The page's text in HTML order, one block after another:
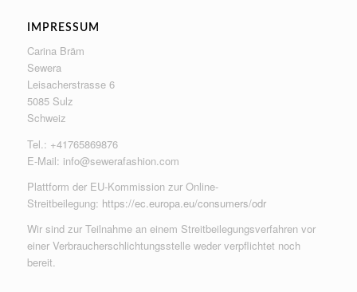
IMPRESSUM
Carina Bräm
Sewera
Leisacherstrasse 6
5085 Sulz
Schweiz
Tel.: +41765869876
E-Mail: info@sewerafashion.com
Plattform der EU-Kommission zur Online-
Streitbeilegung: https://ec.europa.eu/consumers/odr
Wir sind zur Teilnahme an einem Streitbeilegungsverfahren vor
einer Verbraucherschlichtungsstelle weder verpflichtet noch
bereit.